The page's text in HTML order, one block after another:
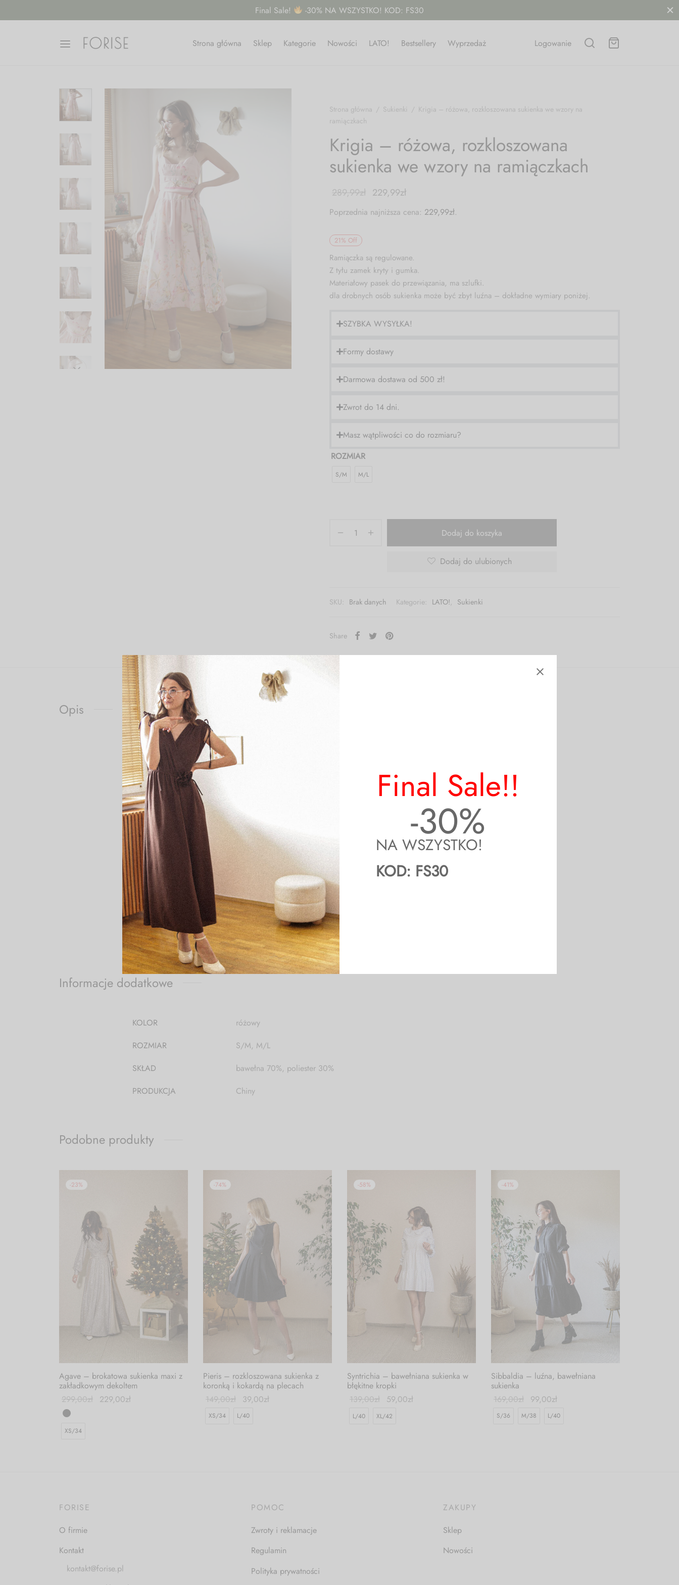
Final Sale!!
-30%
NA WSZYSTKO!
KOD: FS30
Final Sale! -30% NA WSZYSTKO! KOD: FS30
Strona główna Sklep Kategorie Nowości LATO! Bestsellery Wyprzedaż Logowanie
Strona główna / Sukienki / Krigia – różowa, rozkloszowana sukienka we wzory na
ramiączkach
Krigia – różowa, rozkloszowana
sukienka we wzory na ramiączkach
289,99zł 229,99zł
Poprzednia najniższa cena: 229,99zł.
21% Off
Ramiączka są regulowane.
Z tyłu zamek kryty i gumka.
Materiałowy pasek do przewiązania, ma szlufki.
dla drobnych osób sukienka może być zbyt luźna – dokładne wymiary poniżej.
SZYBKA WYSYŁKA!
Formy dostawy
Darmowa dostawa od 500 zł!
Zwrot do 14 dni.
Masz wątpliwości co do rozmiaru?
ROZMIAR
S/M M/L
Dodaj do koszyka
Dodaj do ulubionych
SKU: Brak danych Kategorie: LATO!, Sukienki
Share
Opis
WYMIARY:
S/M:
Długość całkowita: 118 cm
Długość całkowita bez ramiączek: 105 cm
Biust (x2): 40 cm rozciąga się do ok. 45 cm (gumka z tyłu)
Talia (x2): 40 cm rozciąga się do ok. 45 cm (gumka z tyłu)
M/L:
Długość całkowita: 118 cm
Długość całkowita bez ramiączek: 105 cm
Biust (x2): 42 cm rozciąga się do ok. 47 cm (gumka z tyłu)
Talia (x2): 42 cm rozciąga się do ok. 47 cm (gumka z tyłu)
Modelka ma 174cm wzrostu i na co dzień nosi rozmiar XS/S, na zdjęciach rozmiar S.
Informacje dodatkowe
KOLOR
różowy
ROZMIAR
S/M, M/L
SKŁAD
bawełna 70%, poliester 30%
PRODUKCJA
Chiny
Podobne produkty
-23%
Agave – brokatowa sukienka maxi z
zakładkowym dekoltem
299,00zł 229,00zł
XS/34
-74%
Pieris – rozkloszowana sukienka z
koronką i kokardą na plecach
149,00zł 39,00zł
XS/34 L/40
-58%
Syntrichia – bawełniana sukienka w
błękitne kropki
139,00zł 59,00zł
L/40 XL/42
-41%
Sibbaldia – luźna, bawełniana
sukienka
169,00zł 99,00zł
S/36 M/38 L/40
FORISE
O firmie
Kontakt
kontakt@forise.pl
POMOC
Zwroty i reklamacje
Regulamin
Polityka prywatności
ZAKUPY
Sklep
Nowości